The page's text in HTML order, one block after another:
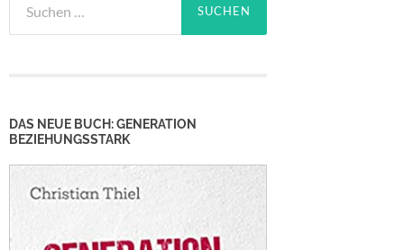
nach:
DAS NEUE BUCH: GENERATION
BEZIEHUNGSSTARK